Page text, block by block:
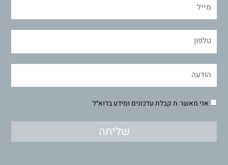
אני מאשר.ת קבלת עדכונים ומידע בדוא״ל
שליחה